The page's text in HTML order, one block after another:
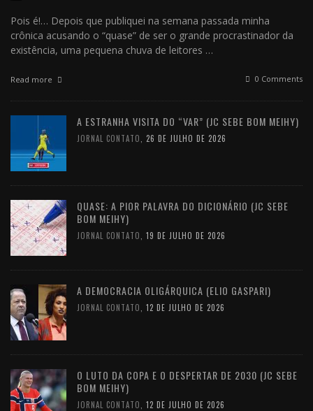
Pois é!… Depois que publiquei na semana passada minha
crônica acusando o “quase” de ser o grande procrastinador da
existência, uma pequena chuva de leitores …
Read more 0 Comments
A ESTRANHA VISITA DO “VAR” (JC SEBE BOM MEIHY)
JORNAL CONTATO 26 DE JULHO DE 2026
QUASE: A PIOR PALAVRA DO DICIONÁRIO (JC SEBE
BOM MEIHY)
JORNAL CONTATO 19 DE JULHO DE 2026
A DEMOCRACIA OLIGÁRQUICA (ELIO GASPARI)
JORNAL CONTATO 12 DE JULHO DE 2026
O LUTO DA COPA E O DESPERTAR DE 2030 (JC SEBE
BOM MEIHY)
JORNAL CONTATO 12 DE JULHO DE 2026